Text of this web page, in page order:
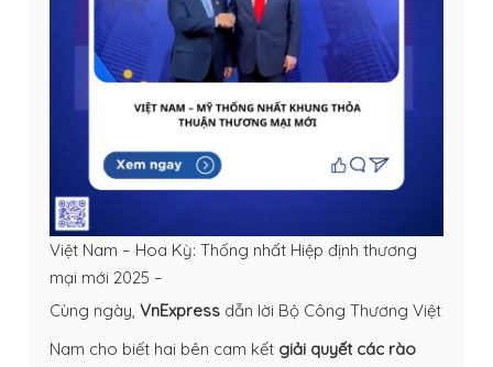
Việt Nam – Hoa Kỳ: Thống nhất Hiệp định thương
mại mới 2025 –
Cùng ngày, VnExpress dẫn lời Bộ Công Thương Việt
Nam cho biết hai bên cam kết giải quyết các rào